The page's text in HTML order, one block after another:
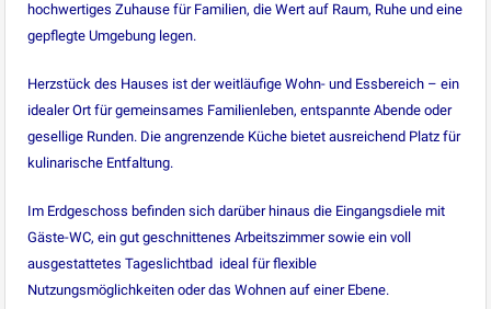
hochwertiges Zuhause für Familien, die Wert auf Raum, Ruhe und eine
gepflegte Umgebung legen.
Herzstück des Hauses ist der weitläufige Wohn- und Essbereich – ein
idealer Ort für gemeinsames Familienleben, entspannte Abende oder
gesellige Runden. Die angrenzende Küche bietet ausreichend Platz für
kulinarische Entfaltung.
Im Erdgeschoss befinden sich darüber hinaus die Eingangsdiele mit
Gäste-WC, ein gut geschnittenes Arbeitszimmer sowie ein voll
ausgestattetes Tageslichtbad  ideal für flexible
Nutzungsmöglichkeiten oder das Wohnen auf einer Ebene.